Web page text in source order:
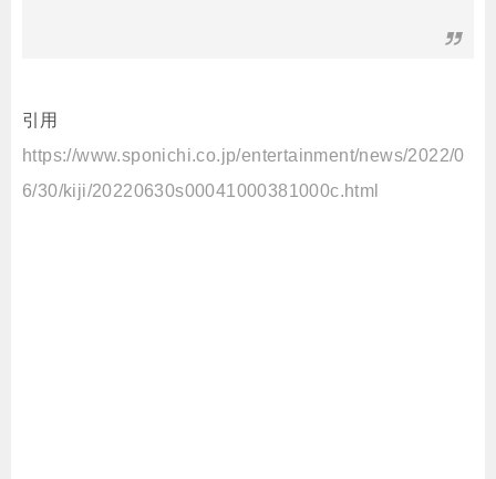
引用
https://www.sponichi.co.jp/entertainment/news/2022/0
6/30/kiji/20220630s00041000381000c.html